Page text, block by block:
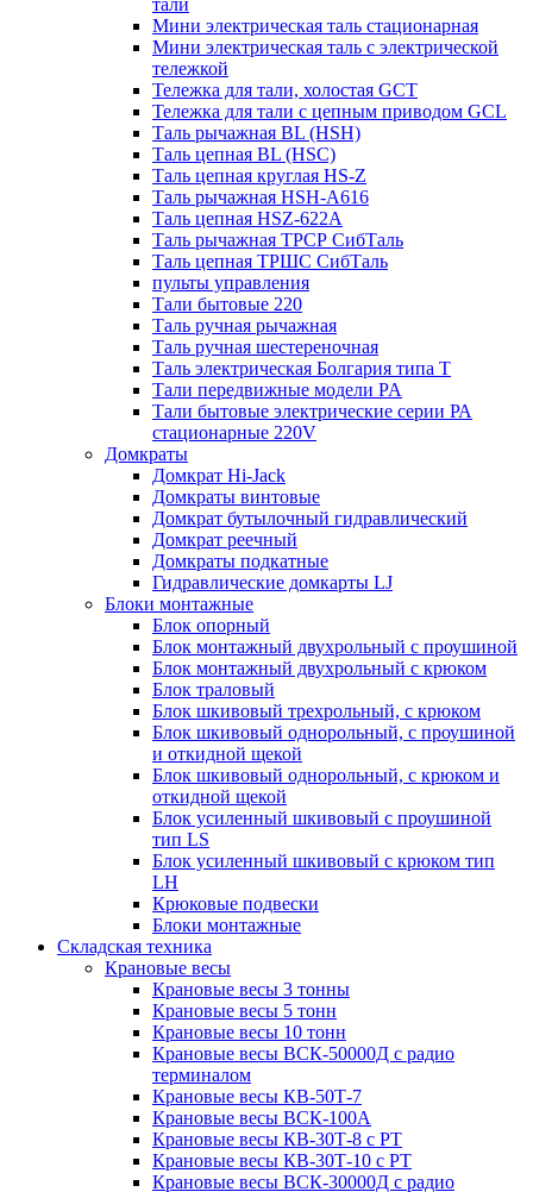
тали
Мини электрическая таль стационарная
Мини электрическая таль с электрической
тележкой
Тележка для тали, холостая GCT
Тележка для тали с цепным приводом GCL
Таль рычажная BL (HSH)
Таль цепная BL (HSC)
Таль цепная круглая HS-Z
Таль рычажная HSH-A616
Таль цепная HSZ-622A
Таль рычажная ТРСР СибТаль
Таль цепная ТРШС СибТаль
пульты управления
Тали бытовые 220
Таль ручная рычажная
Таль ручная шестереночная
Таль электрическая Болгария типа Т
Тали передвижные модели PA
Тали бытовые электрические серии РА
стационарные 220V
Домкраты
Домкрат Hi-Jack
Домкраты винтовые
Домкрат бутылочный гидравлический
Домкрат реечный
Домкраты подкатные
Гидравлические домкарты LJ
Блоки монтажные
Блок опорный
Блок монтажный двухрольный с проушиной
Блок монтажный двухрольный с крюком
Блок траловый
Блок шкивовый трехрольный, с крюком
Блок шкивовый однорольный, с проушиной
и откидной щекой
Блок шкивовый однорольный, с крюком и
откидной щекой
Блок усиленный шкивовый с проушиной
тип LS
Блок усиленный шкивовый с крюком тип
LH
Крюковые подвески
Блоки монтажные
Складская техника
Крановые весы
Крановые весы 3 тонны
Крановые весы 5 тонн
Крановые весы 10 тонн
Крановые весы ВСК-50000Д с радио
терминалом
Крановые весы КВ-50Т-7
Крановые весы ВСК-100А
Крановые весы КВ-30Т-8 с РТ
Крановые весы КВ-30Т-10 с РТ
Крановые весы ВСК-30000Д с радио